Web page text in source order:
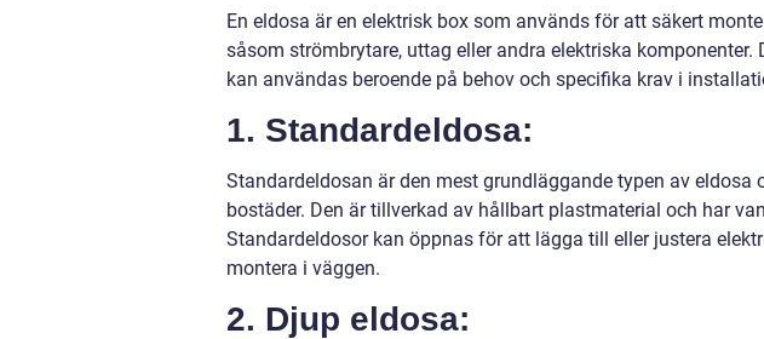
En eldosa är en elektrisk box som används för att säkert
såsom strömbrytare, uttag eller andra elektriska
kan användas beroende på behov och specifika krav i
1. Standardeldosa:
Standardeldosan är den mest grundläggande typen av
bostäder. Den är tillverkad av hållbart plastmaterial och har
Standardeldosor kan öppnas för att lägga till eller justera
montera i väggen.
2. Djup eldosa: